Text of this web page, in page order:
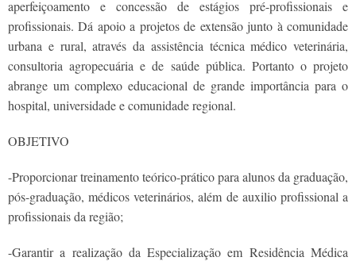
aperfeiçoamento e concessão de estágios pré-profissionais e
profissionais. Dá apoio a projetos de extensão junto à comunidade
urbana e rural, através da assistência técnica médico veterinária,
consultoria agropecuária e de saúde pública. Portanto o projeto
abrange um complexo educacional de grande importância para o
hospital, universidade e comunidade regional.
OBJETIVO
-Proporcionar treinamento teórico-prático para alunos da graduação,
pós-graduação, médicos veterinários, além de auxilio profissional a
profissionais da região;
-Garantir a realização da Especialização em Residência Médica